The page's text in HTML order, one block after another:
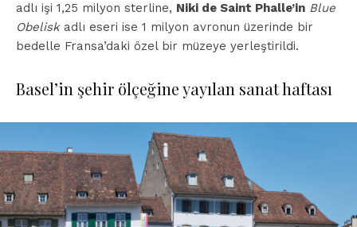
adlı işi 1,25 milyon sterline, Niki de Saint Phalle’in Blue
Obeliskadlı eseri ise 1 milyon avronun üzerinde bir
bedelle Fransa’daki özel bir müzeye yerleştirildi.
Basel’in şehir ölçeğine yayılan sanat haftası